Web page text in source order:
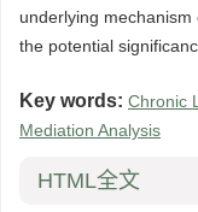
underlying
the potential
Key words: Chronic
Mediation Analysis
HTML全文